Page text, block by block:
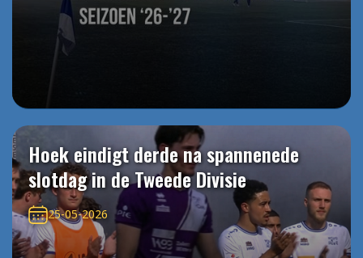
Hoek eindigt derde na spannenede
slotdag in de Tweede Divisie
25-05-2026